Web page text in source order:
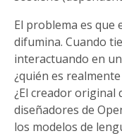
El problema es que
difumina. Cuando
interactuando en
¿quién es
¿El creador original
diseñadores de
los modelos de